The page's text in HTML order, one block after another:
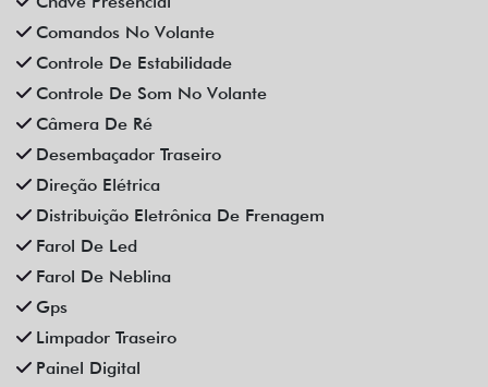
Comandos No Volante
Controle De Estabilidade
Controle De Som No Volante
Câmera De Ré
Desembaçador Traseiro
Direção Elétrica
Distribuição Eletrônica De Frenagem
Farol De Led
Farol De Neblina
Gps
Limpador Traseiro
Painel Digital